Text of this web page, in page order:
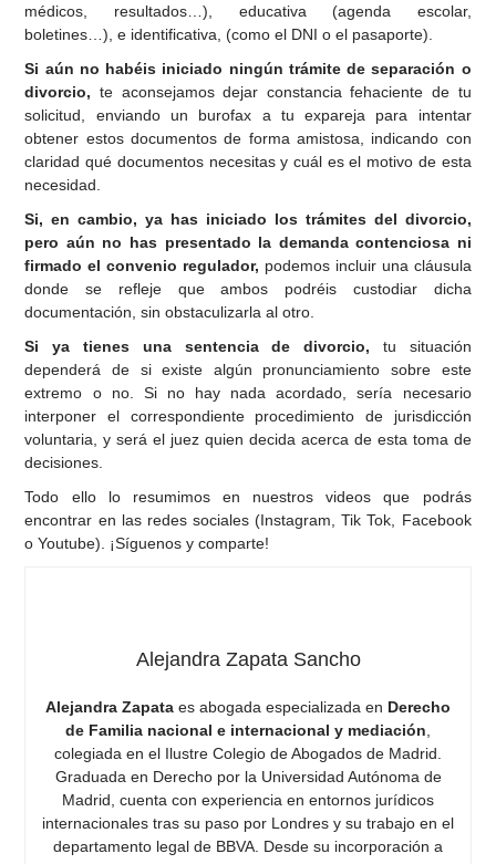
médicos, resultados…), educativa (agenda escolar,
boletines…), e identificativa, (como el DNI o el pasaporte).
Si aún no habéis iniciado ningún trámite de separación o
divorcio, te aconsejamos dejar constancia fehaciente de tu
solicitud, enviando un burofax a tu expareja para intentar
obtener estos documentos de forma amistosa, indicando con
claridad qué documentos necesitas y cuál es el motivo de esta
necesidad.
Si, en cambio, ya has iniciado los trámites del divorcio,
pero aún no has presentado la demanda contenciosa ni
firmado el convenio regulador, podemos incluir una cláusula
donde se refleje que ambos podréis custodiar dicha
documentación, sin obstaculizarla al otro.
Si ya tienes una sentencia de divorcio, tu situación
dependerá de si existe algún pronunciamiento sobre este
extremo o no. Si no hay nada acordado, sería necesario
interponer el correspondiente procedimiento de jurisdicción
voluntaria, y será el juez quien decida acerca de esta toma de
decisiones.
Todo ello lo resumimos en nuestros videos que podrás
encontrar en las redes sociales (Instagram, Tik Tok, Facebook
o Youtube). ¡Síguenos y comparte!
Alejandra Zapata Sancho
Alejandra Zapata es abogada especializada en Derecho
de Familia nacional e internacional y mediación
colegiada en el Ilustre Colegio de Abogados de Madrid.
Graduada en Derecho por la Universidad Autónoma de
Madrid, cuenta con experiencia en entornos jurídicos
internacionales tras su paso por Londres y su trabajo en el
departamento legal de BBVA. Desde su incorporación a